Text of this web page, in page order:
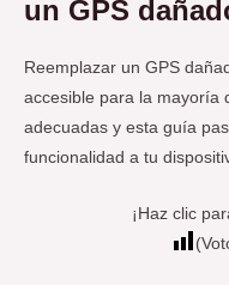
un GPS
Reemplazar un GPS
accesible para la mayoría
adecuadas y esta guía
funcionalidad a tu
¡Haz clic